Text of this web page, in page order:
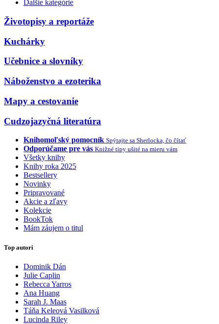
Ďalšie kategórie
Životopisy a reportáže
Kuchárky
Učebnice a slovníky
Náboženstvo a ezoterika
Mapy a cestovanie
Cudzojazyčná literatúra
Knihomoľský pomocník Spýtajte sa Sherlocka, čo čítať
Odporúčame pre vás Knižné tipy ušité na mieru vám
Všetky knihy
Knihy roka 2025
Bestsellery
Novinky
Pripravované
Akcie a zľavy
Kolekcie
BookTok
Mám záujem o titul
Top autori
Dominik Dán
Julie Caplin
Rebecca Yarros
Ana Huang
Sarah J. Maas
Táňa Keleová Vasilková
Lucinda Riley